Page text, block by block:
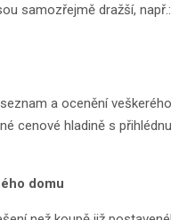
samozřejmě dražší,
a ocenění
cenové hladině s
domu